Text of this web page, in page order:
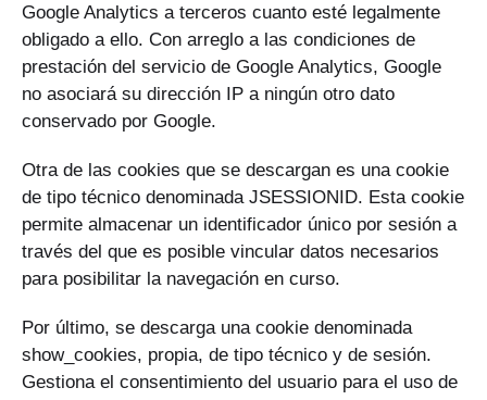
Google Analytics a terceros cuanto esté legalmente
obligado a ello. Con arreglo a las condiciones de
prestación del servicio de Google Analytics, Google
no asociará su dirección IP a ningún otro dato
conservado por Google.
Otra de las cookies que se descargan es una cookie
de tipo técnico denominada JSESSIONID. Esta cookie
permite almacenar un identificador único por sesión a
través del que es posible vincular datos necesarios
para posibilitar la navegación en curso.
Por último, se descarga una cookie denominada
show_cookies, propia, de tipo técnico y de sesión.
Gestiona el consentimiento del usuario para el uso de